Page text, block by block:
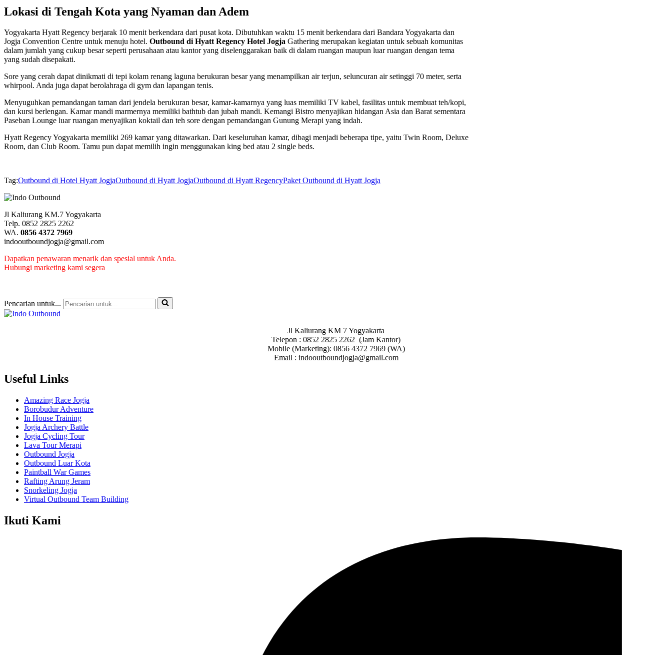
Lokasi di Tengah Kota yang Nyaman dan Adem
Yogyakarta Hyatt Regency berjarak 10 menit berkendara dari pusat kota. Dibutuhkan waktu 15 menit berkendara dari Bandara Yogyakarta dan
Jogja Convention Centre untuk menuju hotel. Outbound di Hyatt Regency Hotel Jogja Gathering merupakan kegiatan untuk sebuah komunitas
dalam jumlah yang cukup besar seperti perusahaan atau kantor yang diselenggarakan baik di dalam ruangan maupun luar ruangan dengan tema
yang sudah disepakati.
Sore yang cerah dapat dinikmati di tepi kolam renang laguna berukuran besar yang menampilkan air terjun, seluncuran air setinggi 70 meter, serta
whirpool. Anda juga dapat berolahraga di gym dan lapangan tenis.
Menyuguhkan pemandangan taman dari jendela berukuran besar, kamar-kamarnya yang luas memiliki TV kabel, fasilitas untuk membuat teh/kopi,
dan kursi berlengan. Kamar mandi marmernya memiliki bathtub dan jubah mandi. Kemangi Bistro menyajikan hidangan Asia dan Barat sementara
Paseban Lounge luar ruangan menyajikan koktail dan teh sore dengan pemandangan Gunung Merapi yang indah.
Hyatt Regency Yogyakarta memiliki 269 kamar yang ditawarkan. Dari keseluruhan kamar, dibagi menjadi beberapa tipe, yaitu Twin Room, Deluxe
Room, dan Club Room. Tamu pun dapat memilih ingin menggunakan king bed atau 2 single beds.
Tag:Outbound di Hotel Hyatt JogjaOutbound di Hyatt JogjaOutbound di Hyatt RegencyPaket Outbound di Hyatt Jogja
Jl Kaliurang KM.7 Yogyakarta
Telp. 0852 2825 2262
WA. 0856 4372 7969
indooutboundjogja@gmail.com
Dapatkan penawaran menarik dan spesial untuk Anda.
Hubungi marketing kami segera
Pencarian untuk...
Jl Kaliurang KM 7 Yogyakarta
Telepon : 0852 2825 2262 (Jam Kantor)
Mobile (Marketing): 0856 4372 7969 (WA)
Email : indooutboundjogja@gmail.com
Useful Links
Amazing Race Jogja
Borobudur Adventure
In House Training
Jogja Archery Battle
Jogja Cycling Tour
Lava Tour Merapi
Outbound Jogja
Outbound Luar Kota
Paintball War Games
Rafting Arung Jeram
Snorkeling Jogja
Virtual Outbound Team Building
Ikuti Kami